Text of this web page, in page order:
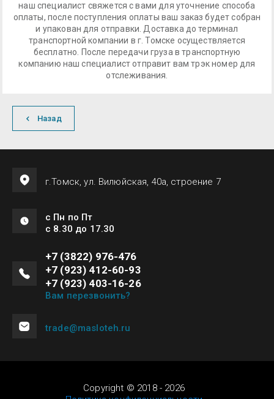
наш специалист свяжется с вами для уточнение способа
оплаты, после поступления оплаты ваш заказ будет собран
и упакован для отправки. Доставка до терминал
транспортной компании в г. Томске осуществляется
бесплатно. После передачи груза в транспортную
компанию наш специалист отправит вам трэк номер для
отслеживания.
Назад
г.Томск, ул. Вилюйская, 40а, строение 7
с Пн по Пт
с 8.30 до 17.30
+7 (3822) 976-476
+7 (923) 412-60-93
+7 (923) 403-16-26
Вам перезвонить?
trade@masloteh.ru
Copyright © 2018 - 2026